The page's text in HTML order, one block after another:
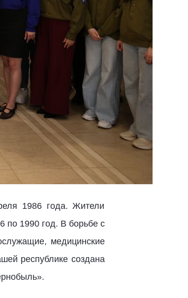
1986 года. Жители
по 1990 год. В борьбе с
медицинские
республике создана